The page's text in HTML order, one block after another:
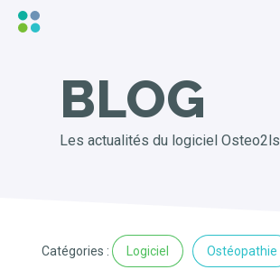
BLOG
Les actualités du logiciel Osteo2ls
Catégories : Logiciel Ostéopathie